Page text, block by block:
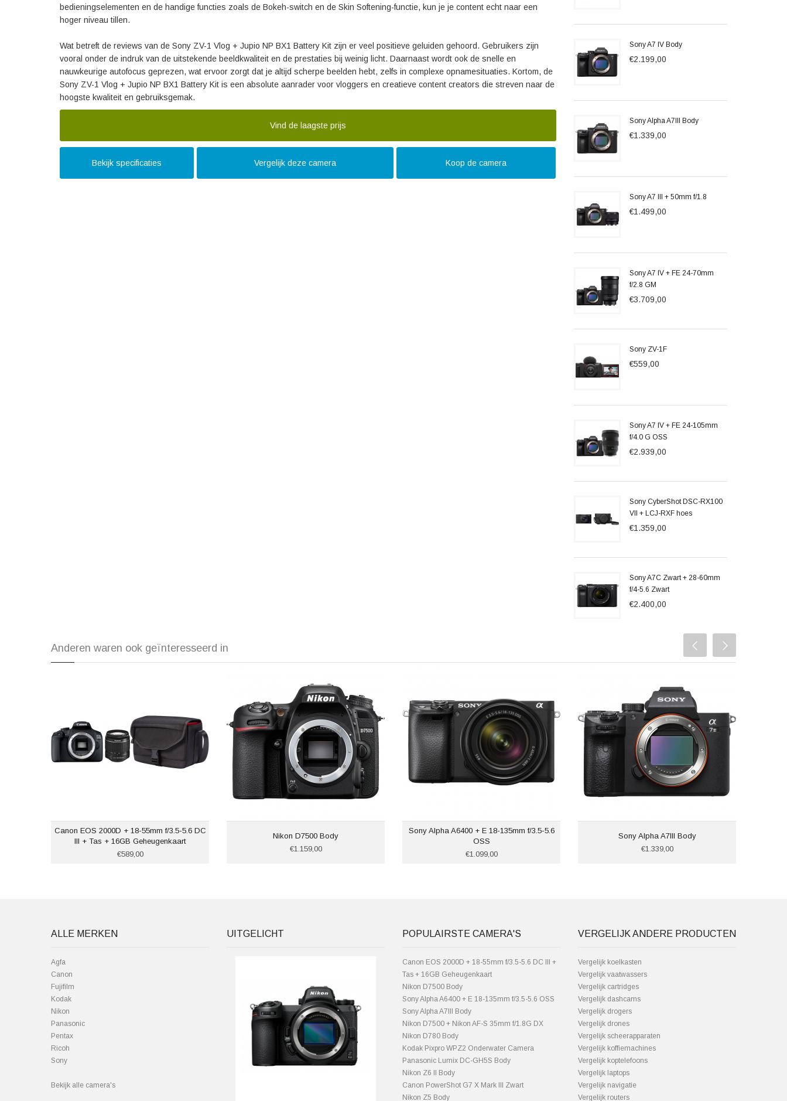
bedieningselementen en de handige functies zoals de Bokeh-switch en de Skin Softening-functie, kun je je content echt naar een
hoger niveau tillen.
Wat betreft de reviews van de Sony ZV-1 Vlog + Jupio NP BX1 Battery Kit zijn er veel positieve geluiden gehoord. Gebruikers zijn
vooral onder de indruk van de uitstekende beeldkwaliteit en de prestaties bij weinig licht. Daarnaast wordt ook de snelle en
nauwkeurige autofocus geprezen, wat ervoor zorgt dat je altijd scherpe beelden hebt, zelfs in complexe opnamesituaties. Kortom, de
Sony ZV-1 Vlog + Jupio NP BX1 Battery Kit is een absolute aanrader voor vloggers en creatieve content creators die streven naar de
hoogste kwaliteit en gebruiksgemak.
Vind de laagste prijs
Bekijk specificaties Vergelijk deze camera Koop de camera
Sony A7 IV Body
€2.199,00
Sony Alpha A7III Body
€1.339,00
Sony A7 III + 50mm f/1.8
€1.499,00
Sony A7 IV + FE 24-70mm
f/2.8 GM
€3.709,00
Sony ZV-1F
€559,00
Sony A7 IV + FE 24-105mm
f/4.0 G OSS
€2.939,00
Sony CyberShot DSC-RX100
VII + LCJ-RXF hoes
€1.359,00
Sony A7C Zwart + 28-60mm
f/4-5.6 Zwart
€2.400,00
Anderen waren ook geïnteresseerd in
Canon EOS 2000D + 18-55mm f/3.5-5.6 DC
III + Tas + 16GB Geheugenkaart
€589,00
Nikon D7500 Body
€1.159,00
Sony Alpha A6400 + E 18-135mm f/3.5-5.6
OSS
€1.099,00
Sony Alpha A7III Body
€1.339,00
ALLE MERKEN
Agfa
Canon
Fujifilm
Kodak
Nikon
Panasonic
Pentax
Ricoh
Sony
Bekijk alle camera's
UITGELICHT POPULAIRSTE CAMERA'S
Canon EOS 2000D + 18-55mm f/3.5-5.6 DC III +
Tas + 16GB Geheugenkaart
Nikon D7500 Body
Sony Alpha A6400 + E 18-135mm f/3.5-5.6 OSS
Sony Alpha A7III Body
Nikon D7500 + Nikon AF-S 35mm f/1.8G DX
Nikon D780 Body
Kodak Pixpro WPZ2 Onderwater Camera
Panasonic Lumix DC-GH5S Body
Nikon Z6 II Body
Canon PowerShot G7 X Mark III Zwart
Nikon Z5 Body
VERGELIJK ANDERE PRODUCTEN
Vergelijk koelkasten
Vergelijk vaatwassers
Vergelijk cartridges
Vergelijk dashcams
Vergelijk drogers
Vergelijk drones
Vergelijk scheerapparaten
Vergelijk koffiemachines
Vergelijk koptelefoons
Vergelijk laptops
Vergelijk navigatie
Vergelijk routers